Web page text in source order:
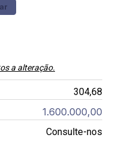
a alteração.
304,68
1.600.000,00
Consulte-nos